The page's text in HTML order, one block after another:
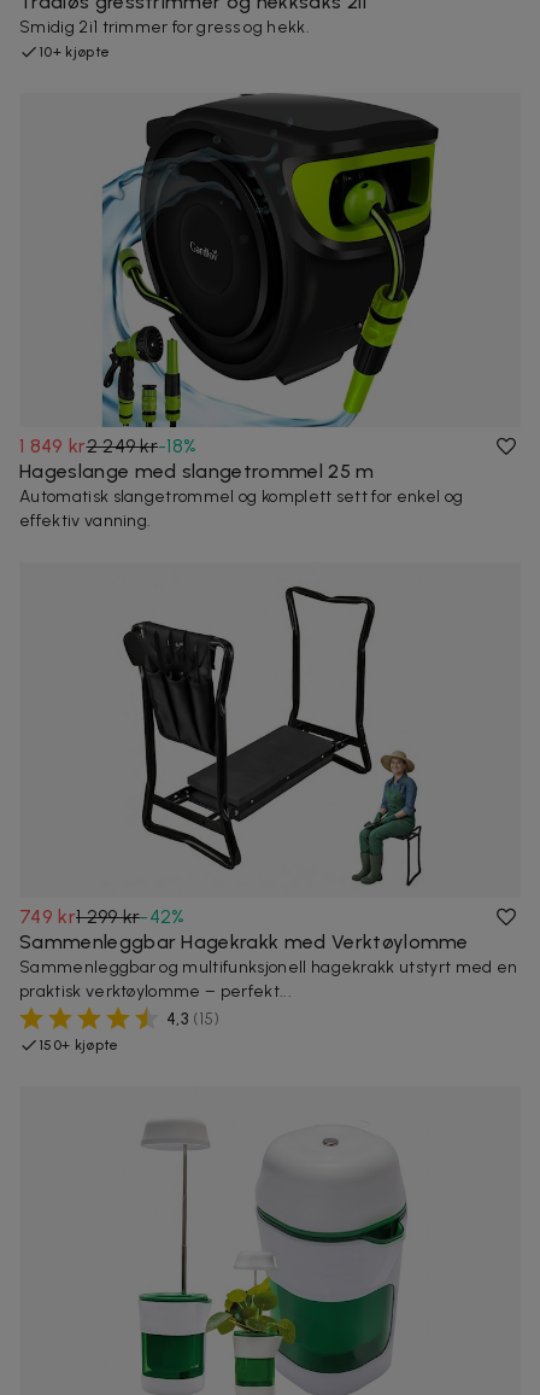
Smidig 2i1 trimmer for gress og hekk.
10+ kjøpte
1 849 kr2 249 kr-18%
Hageslange med slangetrommel 25 m
Automatisk slangetrommel og komplett sett for enkel og
effektiv vanning.
749 kr1 299 kr-42%
Sammenleggbar Hagekrakk med Verktøylomme
Sammenleggbar og multifunksjonell hagekrakk utstyrt med en
praktisk verktøylomme – perfekt...
4,3 (15)
150+ kjøpte